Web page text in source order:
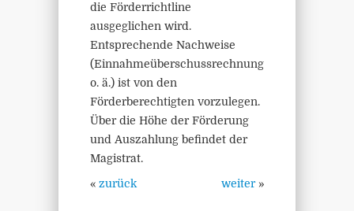
die Förderrichtline
ausgeglichen wird.
Entsprechende Nachweise
(Einnahmeüberschussrechnung
o. ä.) ist von den
Förderberechtigten vorzulegen.
Über die Höhe der Förderung
und Auszahlung befindet der
Magistrat.
« zurück weiter»